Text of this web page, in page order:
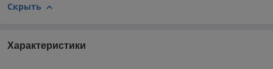
Скрыть
Характеристики